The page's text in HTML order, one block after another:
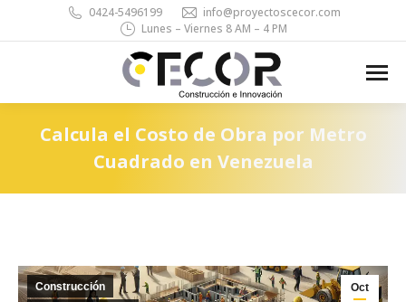
0424-5496199
info@proyectoscecor.com
Lunes – Viernes 8 AM – 4 PM
Calcula el Costo de Obra por Metro
Cuadrado en Venezuela
Oct
Construcción